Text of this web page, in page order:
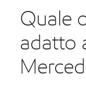
Quale
adatto